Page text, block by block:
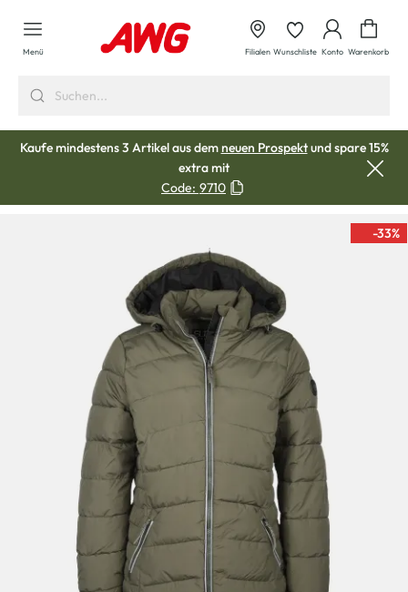
springen
Menü Filialen Wunschliste Konto Warenkorb
Kaufe mindestens 3 Artikel aus demneuen Prospektund spare 15%
extra mit
Code: 9710
-33%